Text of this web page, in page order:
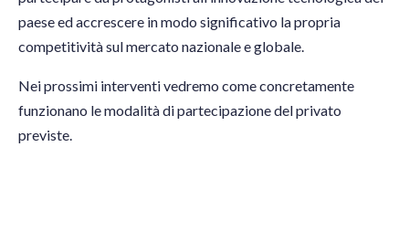
paese ed accrescere in modo significativo la propria
competitività sul mercato nazionale e globale.
Nei prossimi interventi vedremo come concretamente
funzionano le modalità di partecipazione del privato
previste.